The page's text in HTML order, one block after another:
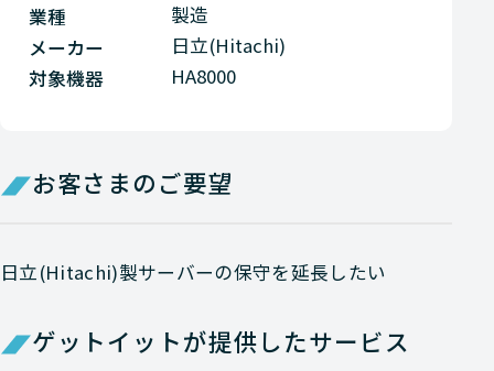
業種
製造
メーカー
日立(Hitachi)
対象機器
HA8000
お客さまのご要望
日立(Hitachi)製サーバーの保守を延長したい
ゲットイットが提供したサービス